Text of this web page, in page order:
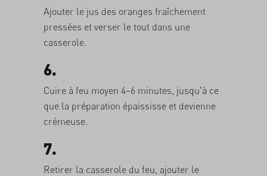
Ajouter le jus des oranges fraîchement
pressées et verser le tout dans une
casserole.
6.
Cuire à feu moyen 4–6 minutes, jusqu'à ce
que la préparation épaississe et devienne
crémeuse.
7.
Retirer la casserole du feu, ajouter le